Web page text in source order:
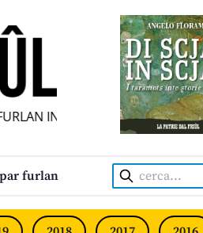
INDIPENDENT •
furlan Cerca: